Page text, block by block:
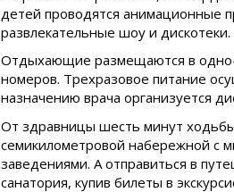
детей проводятся анимационные
развлекательные шоу и дискотеки.
Отдыхающие размещаются в
номеров. Трехразовое питание
назначению врача организуется
От здравницы шесть минут
семикилометровой набережной с
заведениями. А отправиться в
санатория, купив билеты в